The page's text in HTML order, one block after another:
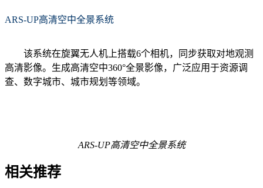
ARS-UP高清空中全景系统
该系统在旋翼无人机上搭载6个相机，同步获取对地观测
高清影像。生成高清空中360°全景影像，广泛应用于资源调
查、数字城市、城市规划等领域。
ARS-UP高清空中全景系统
相关推荐